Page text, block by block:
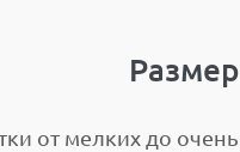
от мелких до